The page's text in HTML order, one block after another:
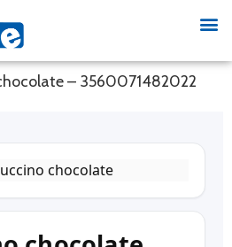
– 3560071482022